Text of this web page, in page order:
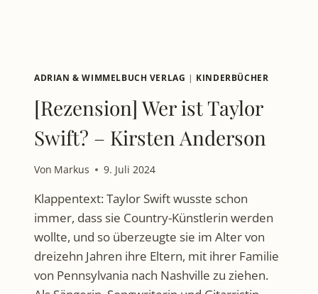
ADRIAN & WIMMELBUCH VERLAG | KINDERBÜCHER
[Rezension] Wer ist Taylor
Swift? – Kirsten Anderson
Von Markus 9. Juli 2024
Klappentext: Taylor Swift wusste schon
immer, dass sie Country-Künstlerin werden
wollte, und so überzeugte sie im Alter von
dreizehn Jahren ihre Eltern, mit ihrer Familie
von Pennsylvania nach Nashville zu ziehen.